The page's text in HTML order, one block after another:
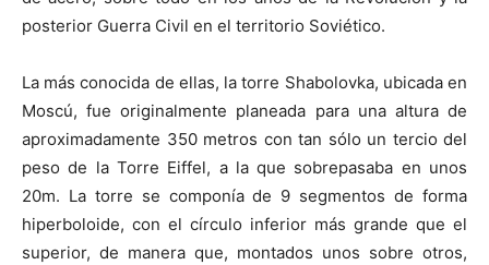
posterior Guerra Civil en el territorio Soviético.
La más conocida de ellas, la torre Shabolovka, ubicada en
Moscú, fue originalmente planeada para una altura de
aproximadamente 350 metros con tan sólo un tercio del
peso de la Torre Eiffel, a la que sobrepasaba en unos
20m. La torre se componía de 9 segmentos de forma
hiperboloide, con el círculo inferior más grande que el
superior, de manera que, montados unos sobre otros,